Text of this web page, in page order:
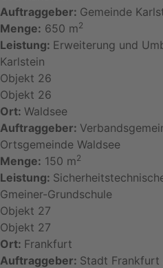
Auftraggeber: Gemeinde
Menge: 650 m2
Leistung: Erweiterung und
Karlstein
Objekt 26
Objekt 26
Ort: Waldsee
Auftraggeber:
Ortsgemeinde Waldsee
Menge: 150 m2
Leistung:
Gmeiner-Grundschule
Objekt 27
Objekt 27
Ort: Frankfurt
Auftraggeber: Stadt Frankfurt